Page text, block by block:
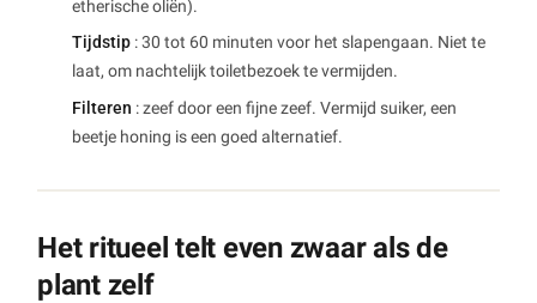
etherische oliën).
Tijdstip : 30 tot 60 minuten voor het slapengaan. Niet te
laat, om nachtelijk toiletbezoek te vermijden.
Filteren : zeef door een fijne zeef. Vermijd suiker, een
beetje honing is een goed alternatief.
Het ritueel telt even zwaar als de
plant zelf